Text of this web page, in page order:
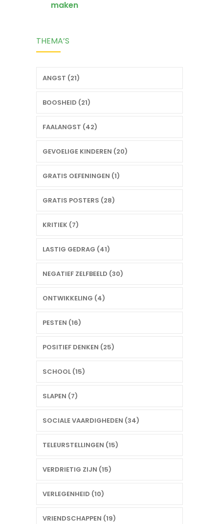
maken
THEMA’S
ANGST (21)
BOOSHEID (21)
FAALANGST (42)
GEVOELIGE KINDEREN (20)
GRATIS OEFENINGEN (1)
GRATIS POSTERS (28)
KRITIEK (7)
LASTIG GEDRAG (41)
NEGATIEF ZELFBEELD (30)
ONTWIKKELING (4)
PESTEN (16)
POSITIEF DENKEN (25)
SCHOOL (15)
SLAPEN (7)
SOCIALE VAARDIGHEDEN (34)
TELEURSTELLINGEN (15)
VERDRIETIG ZIJN (15)
VERLEGENHEID (10)
VRIENDSCHAPPEN (19)